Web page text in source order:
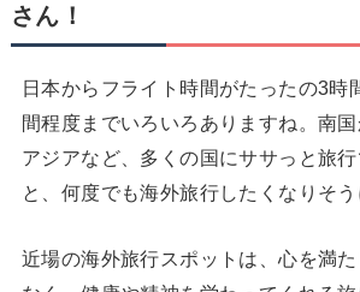
さん！
日本からフライト時間がたったの3時
間程度までいろいろありますね。南国
アジアなど、多くの国にササっと旅
と、何度でも海外旅行したくなりそう
近場の海外旅行スポットは、心を満